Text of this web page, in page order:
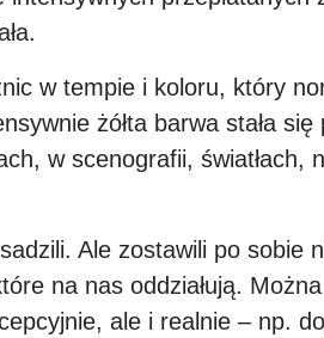
w tempie i koloru, który
żółta barwa stała
w scenografii,
Ale zostawili po sobie
na nas oddziałują.
ale i realnie – np.